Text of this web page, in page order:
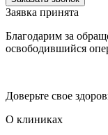
Заявка принята
Благодарим за
освободившийся
Доверьте свое
О клиниках